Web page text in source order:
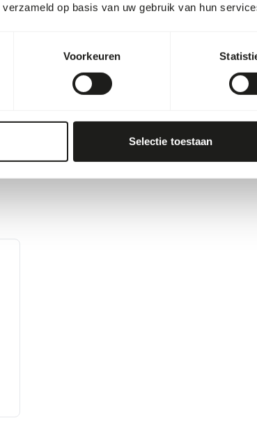
op basis van uw gebruik van hun
Voorkeuren
Selectie toestaan
It is
easily
disturb the